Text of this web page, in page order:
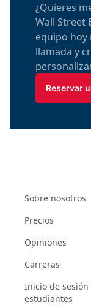
¿Quieres
Wall Street
equipo
llamada y
Reservar
Sobre nosotros
Precios
Opiniones
Carreras
Inicio de sesión
estudiantes